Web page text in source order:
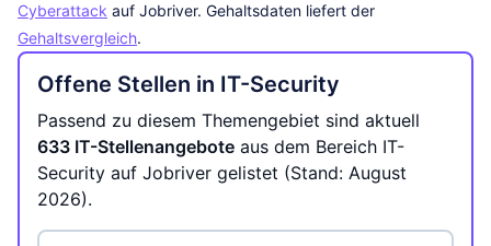
Cyberattack auf Jobriver. Gehaltsdaten liefert der
Gehaltsvergleich.
Offene Stellen in IT-Security
Passend zu diesem Themengebiet sind aktuell
633 IT-Stellenangebote aus dem Bereich IT-
Security auf Jobriver gelistet (Stand: August
2026).